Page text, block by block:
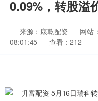
0.09%，转股溢
来源：康乾配资 网站
08:01:45
查看：212